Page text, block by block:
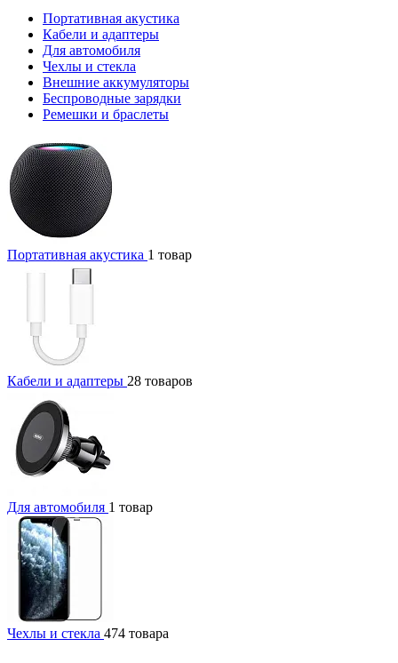
Портативная акустика
Кабели и адаптеры
Для автомобиля
Чехлы и стекла
Внешние аккумуляторы
Беспроводные зарядки
Ремешки и браслеты
Портативная акустика 1 товар
Кабели и адаптеры 28 товаров
Для автомобиля 1 товар
Чехлы и стекла 474 товара